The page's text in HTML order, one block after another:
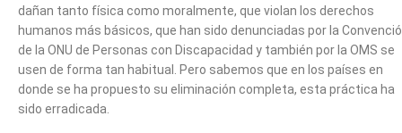
dañan tanto física como moralmente, que violan los derechos
humanos más básicos, que han sido denunciadas por la
de la ONU de Personas con Discapacidad y también por la OMS se
usen de forma tan habitual. Pero sabemos que en los países en
donde se ha propuesto su eliminación completa, esta práctica ha
sido erradicada.